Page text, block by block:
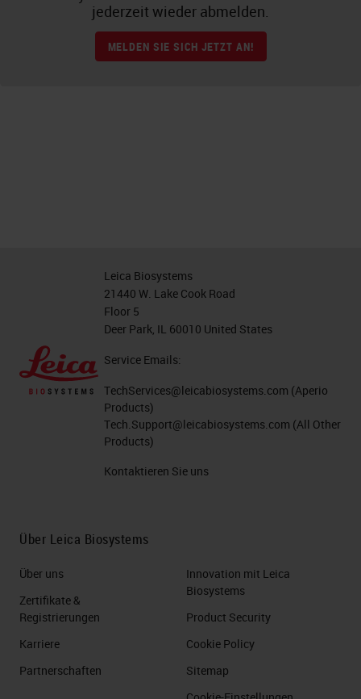
jederzeit wieder abmelden.
MELDEN SIE SICH JETZT AN!
Leica Biosystems
21440 W. Lake Cook Road
Floor 5
Deer Park, IL 60010 United States
Service Emails:
TechServices@leicabiosystems.com (Aperio
Products)
Tech.Support@leicabiosystems.com (All Other
Products)
Kontaktieren Sie uns
Über Leica Biosystems
Über uns
Zertifikate &
Registrierungen
Karriere
Partnerschaften
Innovation mit Leica
Biosystems
Product Security
Cookie Policy
Sitemap